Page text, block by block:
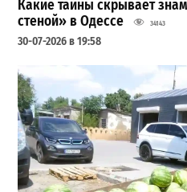
Какие тайны скрывает
стеной» в Одессе
34143
30-07-2026 в 19:58